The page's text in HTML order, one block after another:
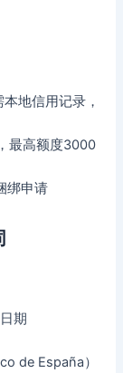
地信用记录，
最高额度3000
绑申请
期
de España）